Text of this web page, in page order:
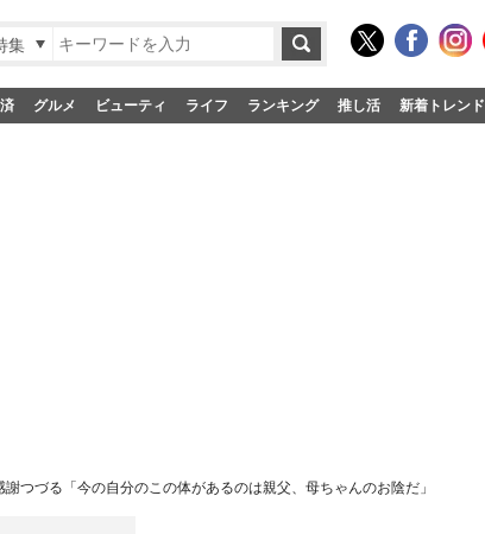
集
グルメ ビューティ ライフ ランキング 推し活 新着トレンド
つづる「今の自分のこの体があるのは親父、母ちゃんのお陰だ」